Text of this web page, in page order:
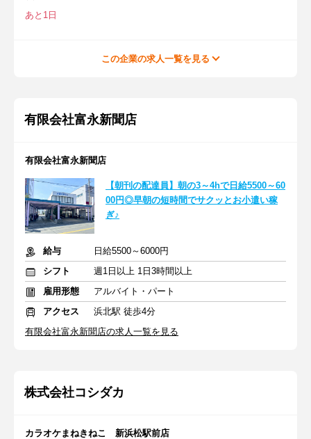
あと1日
この企業の求人一覧を見る
有限会社富永新聞店
有限会社富永新聞店
【朝刊の配達員】朝の3～4hで日給5500～60
00円◎早朝の短時間でサクッとお小遣い稼
ぎ♪
給与
日給5500～6000円
シフト
週1日以上 1日3時間以上
雇用形態
アルバイト・パート
アクセス
浜北駅 徒歩4分
有限会社富永新聞店の求人一覧を見る
株式会社コシダカ
カラオケまねきねこ 新浜松駅前店